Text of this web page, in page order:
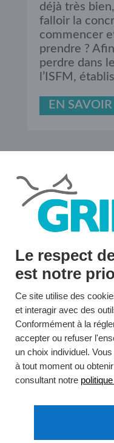
déjà très
falloir la
commencer
prendre ?
perdre dans
l’ISFM,
EN
Le respect
est notre
Ce site utilise des
et interagir avec des
Conformément à la
accepter ou refuser
un choix individuel.
à tout moment ou
consultant notre